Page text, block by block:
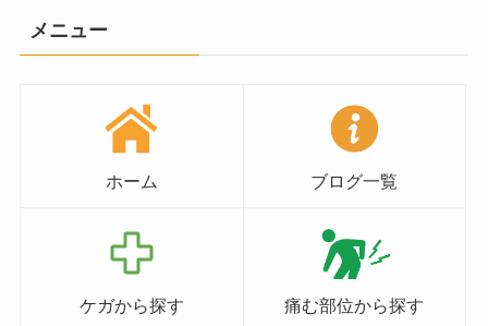
メニュー
ホーム ブログ一覧
ケガから探す 痛む部位から探す